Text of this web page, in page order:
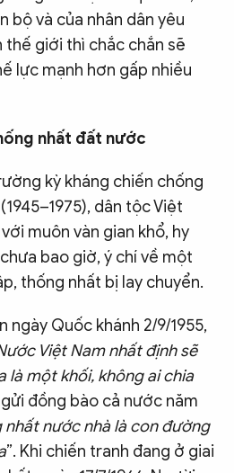
bộ và của nhân dân yêu
thế giới thì chắc chắn sẽ
lực mạnh hơn gấp nhiều
nhất đất nước
kỳ kháng chiến chống
dân tộc Việt
muôn vàn gian khổ, hy
bao giờ, ý chí về một
thống nhất bị lay chuyển.
ngày Quốc khánh 2/9/1955,
Việt Nam nhất định sẽ
là một khối, không ai chia
đồng bào cả nước năm
nhất nước nhà là con đường
”. Khi chiến tranh đang ở giai